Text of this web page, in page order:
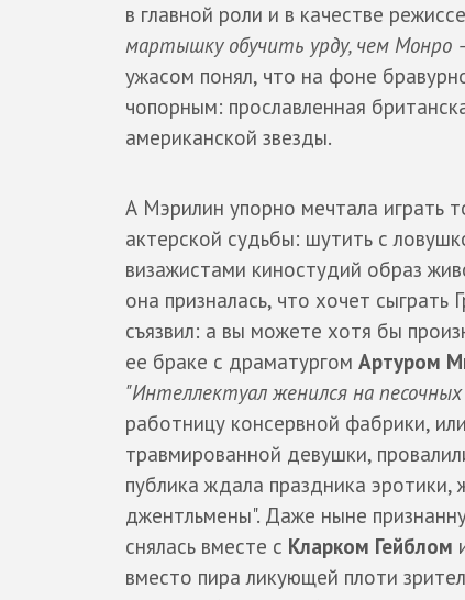
в главной роли и в качестве
мартышку обучить урду, чем Монро
ужасом понял, что на фоне
чопорным: прославленная
американской звезды.
А Мэрилин упорно мечтала играть
актерской судьбы: шутить с
визажистами киностудий образ
она призналась, что хочет сыграть
съязвил: а вы можете хотя бы
ее браке с драматургом Артуром
"Интеллектуал женился на песочных
работницу консервной фабрики,
травмированной девушки,
публика ждала праздника
джентльмены". Даже ныне
снялась вместе с Кларком Гейблом
вместо пира ликующей плоти